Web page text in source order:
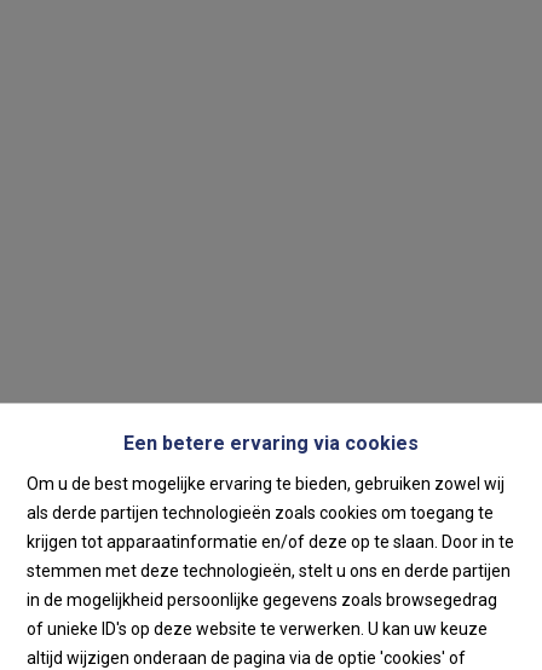
Een betere ervaring via cookies
Om u de best mogelijke ervaring te bieden, gebruiken zowel wij
als derde partijen technologieën zoals cookies om toegang te
krijgen tot apparaatinformatie en/of deze op te slaan. Door in te
stemmen met deze technologieën, stelt u ons en derde partijen
in de mogelijkheid persoonlijke gegevens zoals browsegedrag
of unieke ID's op deze website te verwerken. U kan uw keuze
altijd wijzigen onderaan de pagina via de optie 'cookies' of